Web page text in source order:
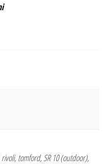
tomford, SR 10 (outdoor),